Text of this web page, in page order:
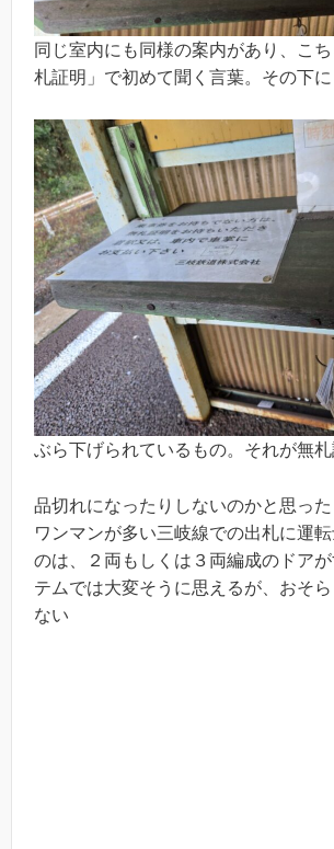
同じ室内にも同様の案内があり、こ
札証明」で初めて聞く言葉。その下に
ぶら下げられているもの。それが無
品切れになったりしないのかと思っ
ワンマンが多い三岐線での出札に運
のは、２両もしくは３両編成のドア
テムでは大変そうに思えるが、おそ
ない